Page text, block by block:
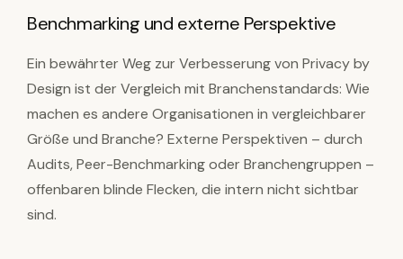
Benchmarking und externe Perspektive
Ein bewährter Weg zur Verbesserung von Privacy by
Design ist der Vergleich mit Branchenstandards: Wie
machen es andere Organisationen in vergleichbarer
Größe und Branche? Externe Perspektiven – durch
Audits, Peer-Benchmarking oder Branchengruppen –
offenbaren blinde Flecken, die intern nicht sichtbar
sind.